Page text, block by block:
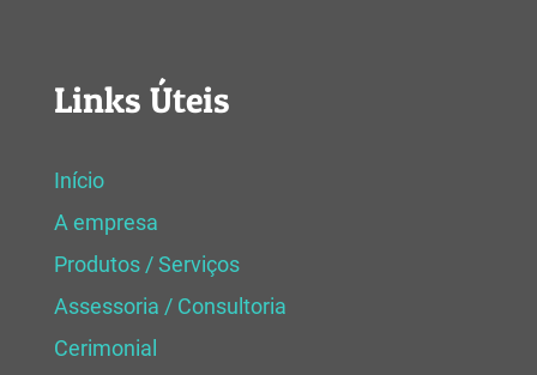
Links Úteis
Início
A empresa
Produtos / Serviços
Assessoria / Consultoria
Cerimonial